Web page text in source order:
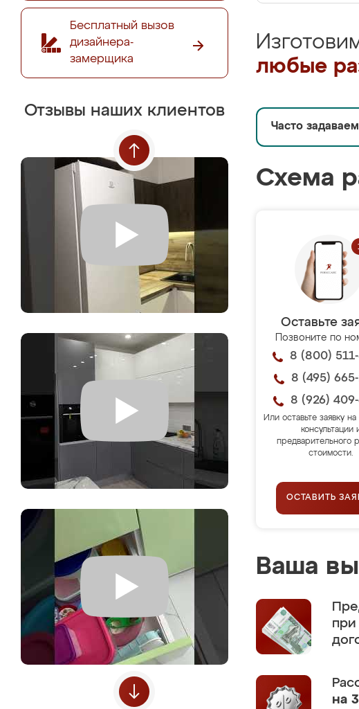
Бесплатный вызов
дизайнера-
замерщика
Отзывы наших клиентов
любые
Часто
Схема
Оставьте
Позвоните по
8 (800)
8 (495)
8 (926)
Или оставьте заявку
консультации
предварительного
стоимости.
ОСТАВИТЬ
Ваша
при
на